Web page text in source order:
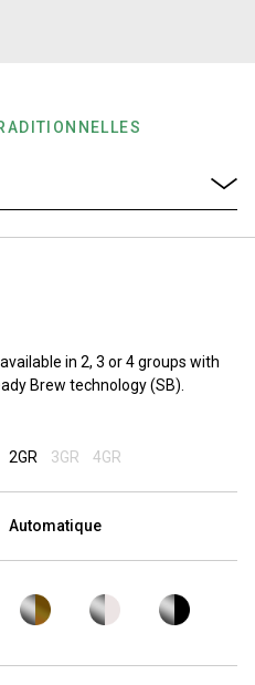
in 2, 3 or 4 groups with
Brew technology (SB).
2GR 3GR 4GR
Automatique